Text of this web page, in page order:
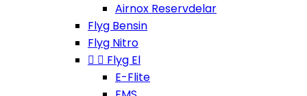
Airnox Reservdelar
Flyg Bensin
Flyg Nitro
  Flyg El
E-Flite